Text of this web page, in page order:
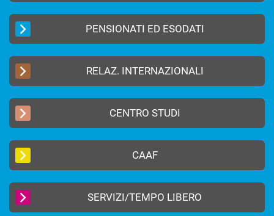
PENSIONATI ED ESODATI
RELAZ. INTERNAZIONALI
CENTRO STUDI
CAAF
SERVIZI/TEMPO LIBERO